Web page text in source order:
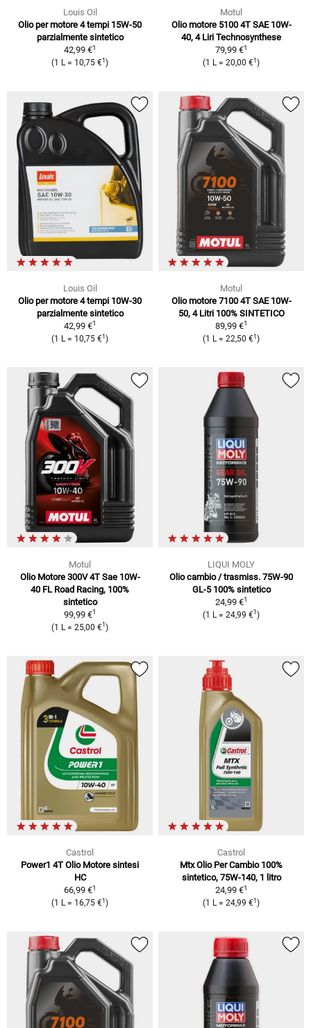
Louis Oil
Olio per motore 4 tempi 15W-50
parzialmente sintetico
42,99 €1
(1 L = 10,75 €1 )
Motul
Olio motore 5100 4T SAE 10W-
40, 4 Liri Technosynthese
79,99 €1
(1 L = 20,00 €1 )
Louis Oil
Olio per motore 4 tempi 10W-30
parzialmente sintetico
42,99 €1
(1 L = 10,75 €1 )
Motul
Olio motore 7100 4T SAE 10W-
50, 4 Litri 100% SINTETICO
89,99 €1
(1 L = 22,50 €1 )
Motul
Olio Motore 300V 4T Sae 10W-
40 FL Road Racing, 100%
sintetico
99,99 €1
(1 L = 25,00 €1 )
LIQUI MOLY
Olio cambio / trasmiss. 75W-90
GL-5 100% sintetico
24,99 €1
(1 L = 24,99 €1 )
Castrol
Power1 4T Olio Motore sintesi
HC
66,99 €1
(1 L = 16,75 €1 )
Castrol
Mtx Olio Per Cambio 100%
sintetico, 75W-140, 1 litro
24,99 €1
(1 L = 24,99 €1 )